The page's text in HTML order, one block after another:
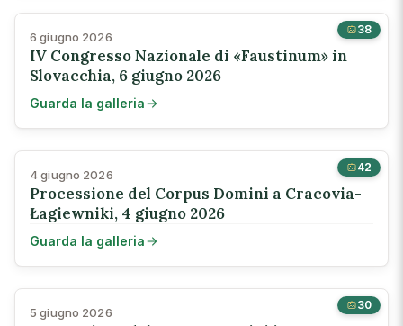
38
6 giugno 2026
IV Congresso Nazionale di «Faustinum» in
Slovacchia, 6 giugno 2026
Guarda la galleria
42
4 giugno 2026
Processione del Corpus Domini a Cracovia-
Łagiewniki, 4 giugno 2026
Guarda la galleria
30
5 giugno 2026